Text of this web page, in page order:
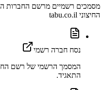
מסמכים רשמיים מרשם החברות
החיצוני tabu.co.il
נסח חברה רשמי
המסמך הרשמי של רשם
התאגיד.